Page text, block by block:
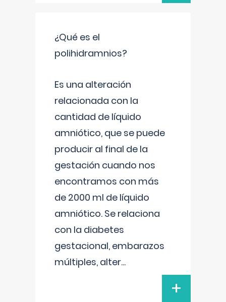
¿Qué es el
polihidramnios?
Es una alteración
relacionada con la
cantidad de líquido
amniótico, que se puede
producir al final de la
gestación cuando nos
encontramos con más
de 2000 ml de líquido
amniótico. Se relaciona
con la diabetes
gestacional, embarazos
múltiples, alter...
+